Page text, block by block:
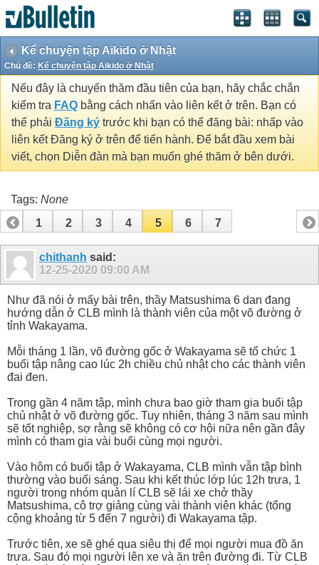
Kể chuyện tập Aikido ở Nhật
Chủ đề: Kể chuyện tập Aikido ở Nhật
Nếu đây là chuyến thăm đầu tiên của bạn, hãy chắc chắn
kiểm tra FAQ bằng cách nhấn vào liên kết ở trên. Bạn có
thể phải Đăng ký trước khi bạn có thể đăng bài: nhấp vào
liên kết Đăng ký ở trên để tiến hành. Để bắt đầu xem bài
viết, chọn Diễn đàn mà bạn muốn ghé thăm ở bên dưới.
Tags: None
1
2 3 4 5 6 7
chithanh said:
12-25-2020 09:00 AM
Như đã nói ở mấy bài trên, thầy Matsushima 6 dan đang
hướng dẫn ở CLB mình là thành viên của một võ đường ở
tỉnh Wakayama.
Mỗi tháng 1 lần, võ đường gốc ở Wakayama sẽ tổ chức 1
buổi tập nâng cao lúc 2h chiều chủ nhật cho các thành viên
đai đen.
Trong gần 4 năm tập, mình chưa bao giờ tham gia buổi tập
chủ nhật ở võ đường gốc. Tuy nhiên, tháng 3 năm sau mình
sẽ tốt nghiệp, sợ rằng sẽ không có cơ hội nữa nên gần đây
mình có tham gia vài buổi cùng mọi người.
Vào hôm có buổi tập ở Wakayama, CLB mình vẫn tập bình
thường vào buổi sáng. Sau khi kết thúc lớp lúc 12h trưa, 1
người trong nhóm quản lí CLB sẽ lái xe chở thầy
Matsushima, cô trợ giảng cùng vài thành viên khác (tổng
cộng khoảng từ 5 đến 7 người) đi Wakayama tập.
Trước tiên, xe sẽ ghé qua siêu thị để mọi người mua đồ ăn
trưa. Sau đó mọi người lên xe và ăn trên đường đi. Từ CLB